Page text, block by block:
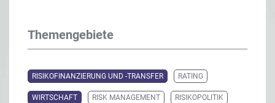
Themengebiete
RISIKOFINANZIERUNG UND -TRANSFER RATING
WIRTSCHAFT RISK MANAGEMENT RISIKOPOLITIK